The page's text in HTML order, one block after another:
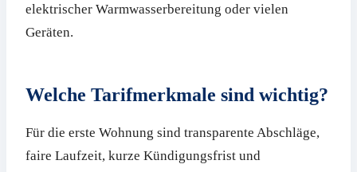
elektrischer Warmwasserbereitung oder vielen
Geräten.
Welche Tarifmerkmale sind wichtig?
Für die erste Wohnung sind transparente Abschläge,
faire Laufzeit, kurze Kündigungsfrist und